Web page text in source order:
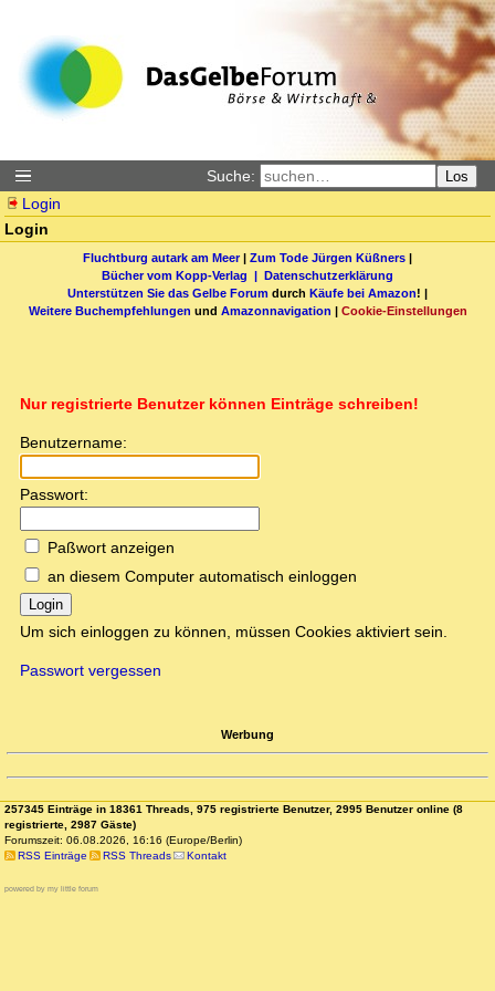
Suche: Los
Login
Login
Fluchtburg autark am Meer| Zum Tode Jürgen Küßners |
Bücher vom Kopp-Verlag | Datenschutzerklärung
Unterstützen Sie das Gelbe Forum durch Käufe bei Amazon! |
Weitere Buchempfehlungen und Amazonnavigation | Cookie-Einstellungen
Nur registrierte Benutzer können Einträge schreiben!
Benutzername:
Passwort:
Paßwort anzeigen
an diesem Computer automatisch einloggen
Login
Um sich einloggen zu können, müssen Cookies aktiviert sein.
Passwort vergessen
Werbung
257345 Einträge in 18361 Threads, 975 registrierte Benutzer, 2995 Benutzer online (8
registrierte, 2987 Gäste)
Forumszeit: 06.08.2026, 16:16 (Europe/Berlin)
RSS Einträge
RSS Threads Kontakt
powered by my little forum